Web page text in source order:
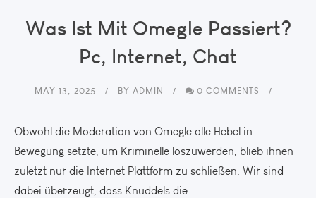
Was Ist Mit Omegle Passiert?
Pc, Internet, Chat
MAY 13, 2025 BY ADMIN 0 COMMENTS
Obwohl die Moderation von Omegle alle Hebel in
Bewegung setzte, um Kriminelle loszuwerden, blieb ihnen
zuletzt nur die Internet Plattform zu schließen. Wir sind
dabei überzeugt, dass Knuddels die...